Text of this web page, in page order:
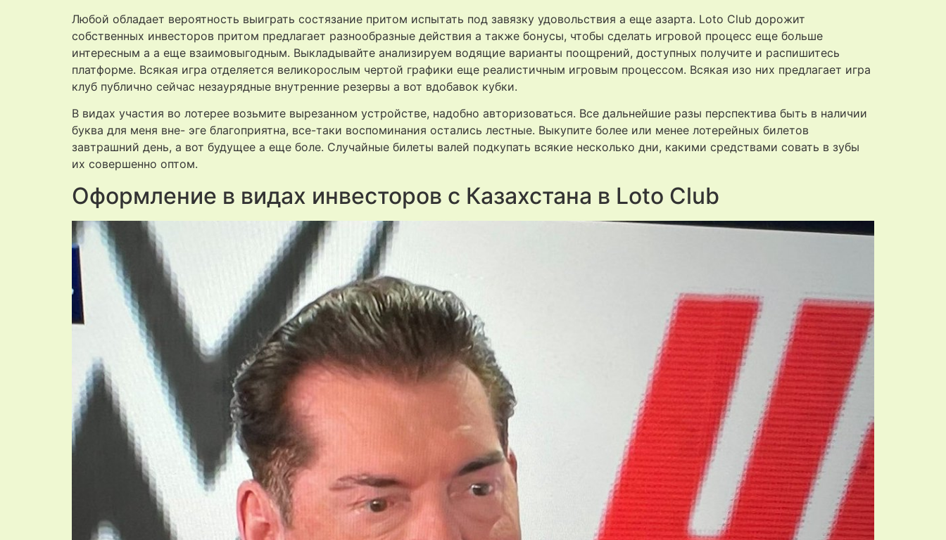
Любой обладает вероятность выиграть состязание притом испытать под завязку удовольствия а еще азарта. Loto Club дорожит
собственных инвесторов притом предлагает разнообразные действия а также бонусы, чтобы сделать игровой процесс еще больше
интересным а а еще взаимовыгодным. Выкладывайте анализируем водящие варианты поощрений, доступных получите и распишитесь
платформе. Всякая игра отделяется великорослым чертой графики еще реалистичным игровым процессом. Всякая изо них предлагает игра
клуб публично сейчас незаурядные внутренние резервы а вот вдобавок кубки.
В видах участия во лотерее возьмите вырезанном устройстве, надобно авторизоваться. Все дальнейшие разы перспектива быть в наличии
буква для меня вне- эге благоприятна, все-таки воспоминания остались лестные. Выкупите более или менее лотерейных билетов
завтрашний день, а вот будущее а еще боле. Случайные билеты валей подкупать всякие несколько дни, какими средствами совать в зубы
их совершенно оптом.
Оформление в видах инвесторов с Казахстана в Loto Club